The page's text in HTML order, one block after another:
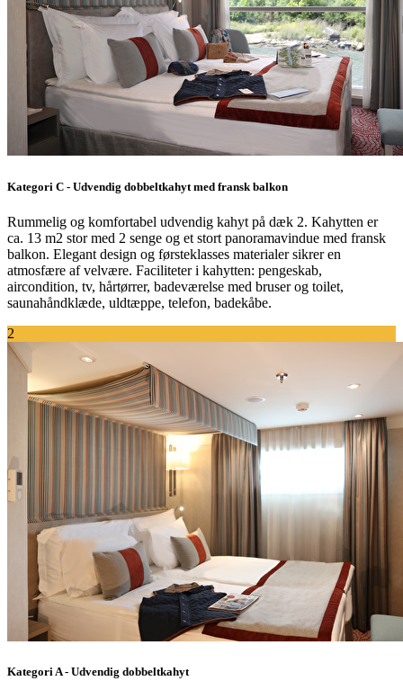
Kategori C - Udvendig dobbeltkahyt med fransk balkon
Rummelig og komfortabel udvendig kahyt på dæk 2. Kahytten er
ca. 13 m2 stor med 2 senge og et stort panoramavindue med fransk
balkon. Elegant design og førsteklasses materialer sikrer en
atmosfære af velvære. Faciliteter i kahytten: pengeskab,
aircondition, tv, hårtørrer, badeværelse med bruser og toilet,
saunahåndklæde, uldtæppe, telefon, badekåbe.
2
Kategori A - Udvendig dobbeltkahyt